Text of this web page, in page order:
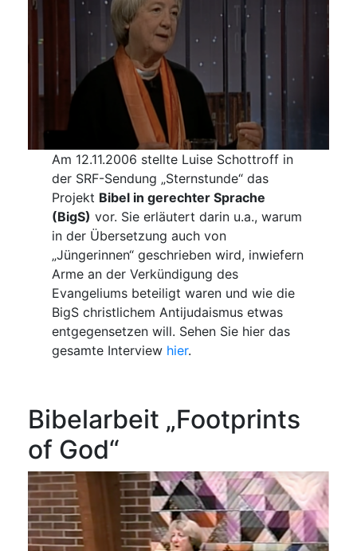
Am 12.11.2006 stellte Luise Schottroff in
der SRF-Sendung „Sternstunde“ das
Projekt Bibel in gerechter Sprache
(BigS) vor. Sie erläutert darin u.a., warum
in der Übersetzung auch von
„Jüngerinnen“ geschrieben wird, inwiefern
Arme an der Verkündigung des
Evangeliums beteiligt waren und wie die
BigS christlichem Antijudaismus etwas
entgegensetzen will. Sehen Sie hier das
gesamte Interview hier.
Bibelarbeit „Footprints
of God“